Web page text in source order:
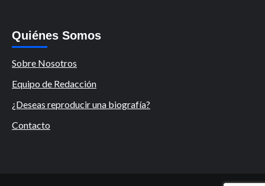
Quiénes Somos
Sobre Nosotros
Equipo de Redacción
¿Deseas reproducir una biografía?
Contacto